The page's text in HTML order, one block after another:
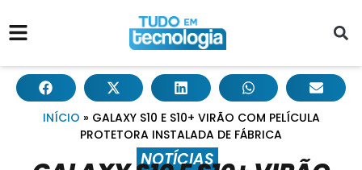
INÍCIO » GALAXY S10 E S10+ VIRÃO COM PELÍCULA
PROTETORA INSTALADA DE FÁBRICA
NOTÍCIAS